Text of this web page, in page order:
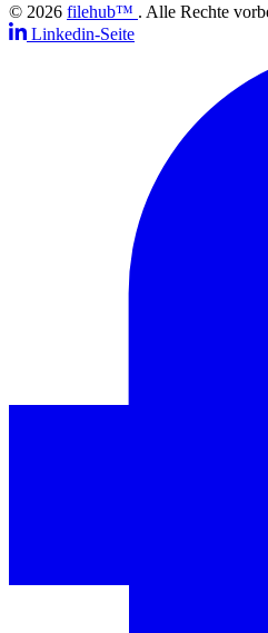
© 2026 filehub™ . Alle Rechte
Linkedin-Seite